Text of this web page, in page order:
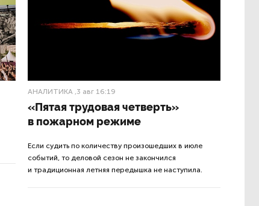
АНАЛИТИКА ,3 авг 16:19
«Пятая трудовая четверть»
в пожарном режиме
Если судить по количеству произошедших в июле
событий, то деловой сезон не закончился
и традиционная летняя передышка не наступила.